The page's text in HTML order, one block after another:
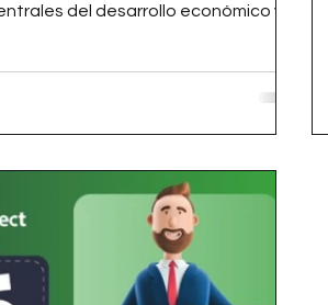
del desarrollo económico y
para colegios y universidades....